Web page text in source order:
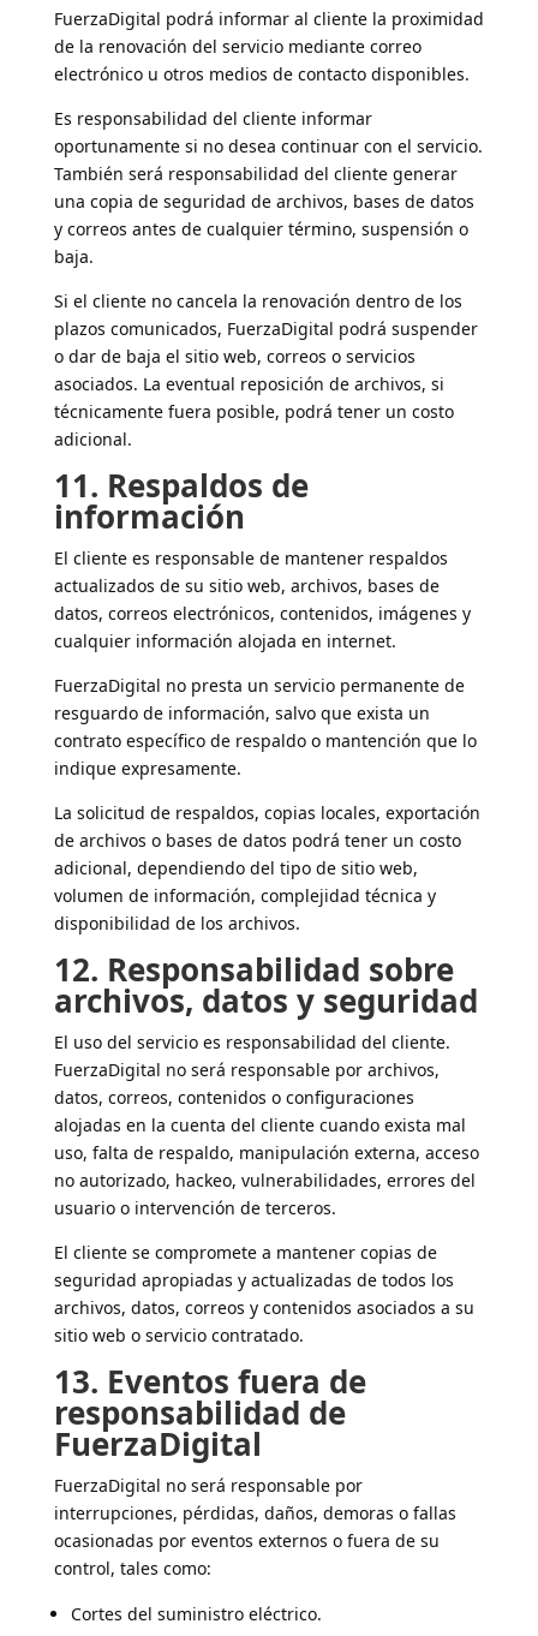
FuerzaDigital podrá informar al cliente la proximidad
de la renovación del servicio mediante correo
electrónico u otros medios de contacto disponibles.
Es responsabilidad del cliente informar
oportunamente si no desea continuar con el servicio.
También será responsabilidad del cliente generar
una copia de seguridad de archivos, bases de datos
y correos antes de cualquier término, suspensión o
baja.
Si el cliente no cancela la renovación dentro de los
plazos comunicados, FuerzaDigital podrá suspender
o dar de baja el sitio web, correos o servicios
asociados. La eventual reposición de archivos, si
técnicamente fuera posible, podrá tener un costo
adicional.
11. Respaldos de
información
El cliente es responsable de mantener respaldos
actualizados de su sitio web, archivos, bases de
datos, correos electrónicos, contenidos, imágenes y
cualquier información alojada en internet.
FuerzaDigital no presta un servicio permanente de
resguardo de información, salvo que exista un
contrato específico de respaldo o mantención que lo
indique expresamente.
La solicitud de respaldos, copias locales, exportación
de archivos o bases de datos podrá tener un costo
adicional, dependiendo del tipo de sitio web,
volumen de información, complejidad técnica y
disponibilidad de los archivos.
12. Responsabilidad sobre
archivos, datos y seguridad
El uso del servicio es responsabilidad del cliente.
FuerzaDigital no será responsable por archivos,
datos, correos, contenidos o configuraciones
alojadas en la cuenta del cliente cuando exista mal
uso, falta de respaldo, manipulación externa, acceso
no autorizado, hackeo, vulnerabilidades, errores del
usuario o intervención de terceros.
El cliente se compromete a mantener copias de
seguridad apropiadas y actualizadas de todos los
archivos, datos, correos y contenidos asociados a su
sitio web o servicio contratado.
13. Eventos fuera de
responsabilidad de
FuerzaDigital
FuerzaDigital no será responsable por
interrupciones, pérdidas, daños, demoras o fallas
ocasionadas por eventos externos o fuera de su
control, tales como:
Cortes del suministro eléctrico.